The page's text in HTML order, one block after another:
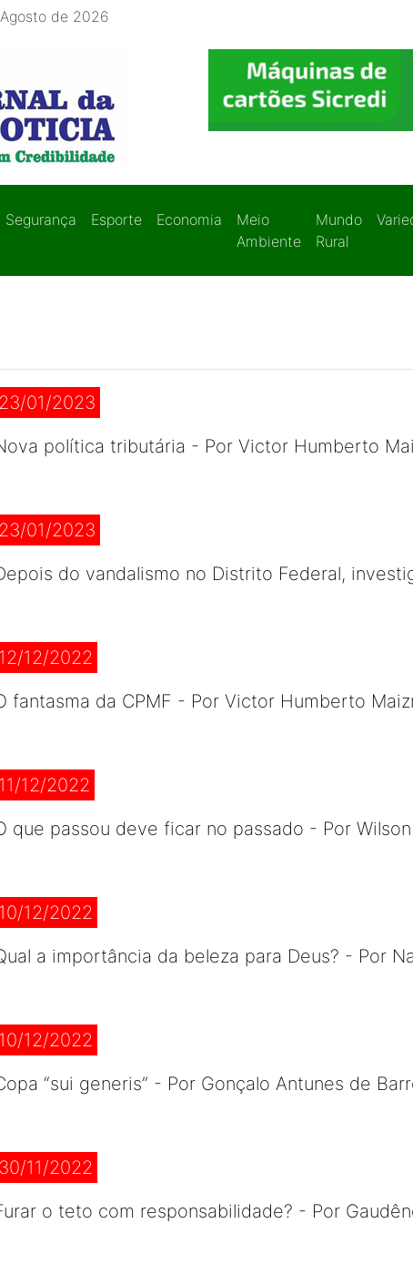
de 2026
Segurança Esporte Economia
Meio
Ambiente
Mundo
Rural
23/01/2023
política tributária - Por Victor Humberto
23/01/2023
do vandalismo no Distrito Federal,
12/12/2022
fantasma da CPMF - Por Victor Humberto
11/12/2022
que passou deve ficar no passado - Por
10/12/2022
a importância da beleza para Deus? - Por
10/12/2022
“sui generis” - Por Gonçalo Antunes de
30/11/2022
o teto com responsabilidade? - Por